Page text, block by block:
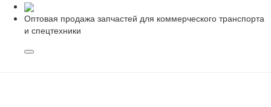
Оптовая продажа запчастей для коммерческого транспорта
и спецтехники